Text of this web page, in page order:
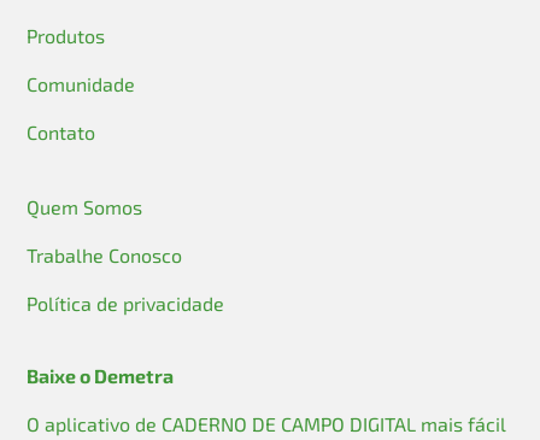
Produtos
Comunidade
Contato
Quem Somos
Trabalhe Conosco
Política de privacidade
Baixe o Demetra
O aplicativo de CADERNO DE CAMPO DIGITAL mais fácil